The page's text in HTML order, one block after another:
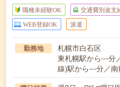
職種未経験OK 交通費別途支
WEB登録OK 派遣
勤務地
札幌市白石区
東札幌駅から---分
線)駅から---分／